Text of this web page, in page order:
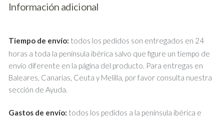
Información adicional
Tiempo de envío: todos los pedidos son entregados en 24
horas a toda la península ibérica salvo que figure un tiempo de
envío diferente en la página del producto. Para entregas en
Baleares, Canarias, Ceuta y Melilla, por favor consulta nuestra
sección de Ayuda.
Gastos de envío: todos los pedidos a la península ibérica e